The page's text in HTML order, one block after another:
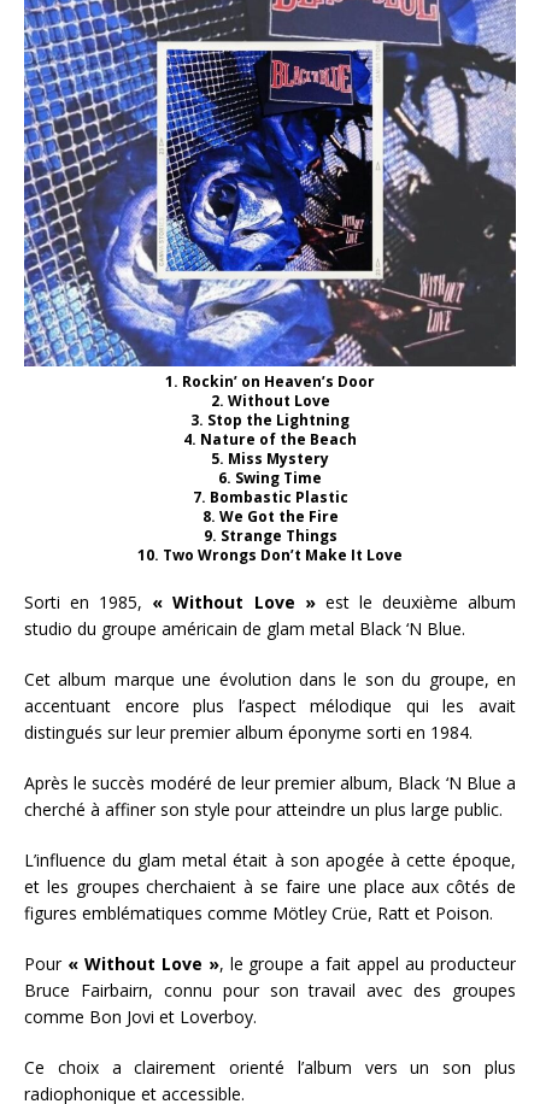
1. Rockin’ on Heaven’s Door
2. Without Love
3. Stop the Lightning
4. Nature of the Beach
5. Miss Mystery
6. Swing Time
7. Bombastic Plastic
8. We Got the Fire
9. Strange Things
10. Two Wrongs Don’t Make It Love
Sorti en 1985, « Without Love »est le deuxième album
studio du groupe américain de glam metal Black ‘N Blue.
Cet album marque une évolution dans le son du groupe, en
accentuant encore plus l’aspect mélodique qui les avait
distingués sur leur premier album éponyme sorti en 1984.
Après le succès modéré de leur premier album, Black ‘N Blue a
cherché à affiner son style pour atteindre un plus large public.
L’influence du glam metal était à son apogée à cette époque,
et les groupes cherchaient à se faire une place aux côtés de
figures emblématiques comme Mötley Crüe, Ratt et Poison.
Pour « Without Love », le groupe a fait appel au producteur
Bruce Fairbairn, connu pour son travail avec des groupes
comme Bon Jovi et Loverboy.
Ce choix a clairement orienté l’album vers un son plus
radiophonique et accessible.